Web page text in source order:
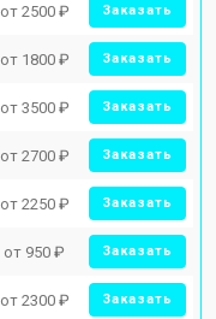
от 2500 ₽ Заказать
от 1800 ₽ Заказать
от 3500 ₽ Заказать
от 2700 ₽ Заказать
от 2250 ₽ Заказать
от 950 ₽ Заказать
от 2300 ₽ Заказать